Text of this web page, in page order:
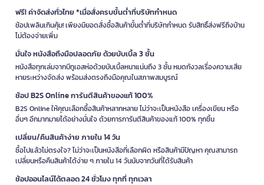
ฟรี! ค่าจัดส่งทั่วไทย *เมื่อสั่งครบขั้นต่ำที่บริษัทกำหนด
ช้อปเพลินเกินคุ้ม! เพียงมียอดสั่งซื้อสินค้าขั้นต่ำที่บริษัทกำหนด รับสิทธิ์ส่งฟรีถึงบ้าน
ไม่ต้องจ่ายเพิ่ม
มั่นใจ หนังสือถึงมือปลอดภัย ด้วยบับเบิ้ล 3 ชั้น
หนังสือทุกเล่มจากบีทูเอสห่อด้วยบับเบิ้ลหนาแน่นถึง 3 ชั้น หมดกังวลเรื่องความเสีย
หายระหว่างจัดส่ง พร้อมส่งตรงถึงมือคุณในสภาพสมบูรณ์
ช้อป B2S Online การันตีสินค้าของแท้ 100%
B2S Online ให้คุณเลือกซื้อสินค้าหลากหลาย ไม่ว่าจะเป็นหนังสือ เครื่องเขียน หรือ
อื่นๆ อีกมากมายได้อย่างมั่นใจ ด้วยการการันตีสินค้าของแท้ 100% ทุกชิ้น
เปลี่ยน/คืนสินค้าง่าย ภายใน 14 วัน
ซื้อไปแล้วไม่ตรงใจ? ไม่ว่าจะเป็นหนังสือที่เลือกผิด หรือสินค้ามีปัญหา คุณสามารถ
เปลี่ยนหรือคืนสินค้าได้ง่าย ๆ ภายใน 14 วันนับจากวันที่ได้รับสินค้า
ช้อปออนไลน์ได้ตลอด 24 ชั่วโมง ทุกที่ ทุกเวลา